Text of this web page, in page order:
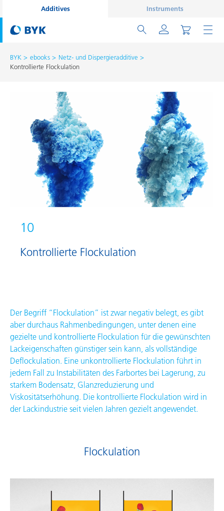
Additives Instruments
BYK ebooks
Netz- und Dispergieradditive
Kontrollierte Flockulation
10
Kontrollierte Flockulation
Der Begriff “Flockulation” ist zwar negativ belegt, es gibt
aber durchaus Rahmenbedingungen, unter denen eine
gezielte und kontrollierte Flockulation für die gewünschten
Lackeigenschaften günstiger sein kann, als vollständige
Deflockulation. Eine unkontrollierte Flockulation führt in
jedem Fall zu Instabilitäten des Farbortes bei Lagerung, zu
starkem Bodensatz, Glanzreduzierung und
Viskositätserhöhung. Die kontrollierte Flockulation wird in
der Lackindustrie seit vielen Jahren gezielt angewendet.
Flockulation